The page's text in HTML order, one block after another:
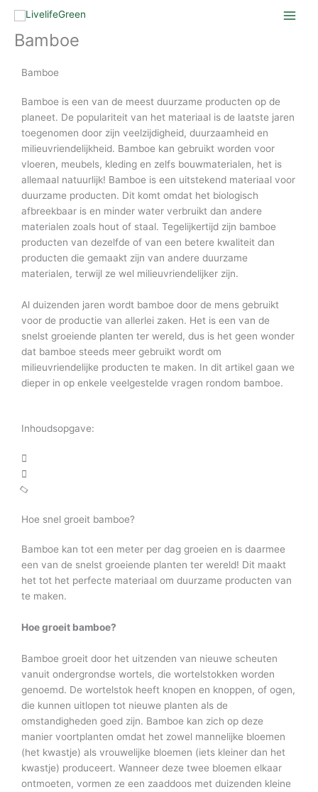
naar
Bamboe
Bamboe
Bamboe is een van de meest duurzame producten op de
planeet. De populariteit van het materiaal is de laatste jaren
toegenomen door zijn veelzijdigheid, duurzaamheid en
milieuvriendelijkheid. Bamboe kan gebruikt worden voor
vloeren, meubels, kleding en zelfs bouwmaterialen, het is
allemaal natuurlijk! Bamboe is een uitstekend materiaal voor
duurzame producten. Dit komt omdat het biologisch
afbreekbaar is en minder water verbruikt dan andere
materialen zoals hout of staal. Tegelijkertijd zijn bamboe
producten van dezelfde of van een betere kwaliteit dan
producten die gemaakt zijn van andere duurzame
materialen, terwijl ze wel milieuvriendelijker zijn.
Al duizenden jaren wordt bamboe door de mens gebruikt
voor de productie van allerlei zaken. Het is een van de
snelst groeiende planten ter wereld, dus is het geen wonder
dat bamboe steeds meer gebruikt wordt om
milieuvriendelijke producten te maken. In dit artikel gaan we
dieper in op enkele veelgestelde vragen rondom bamboe.
Inhoudsopgave:
Hoe snel groeit bamboe?
Bamboe kan tot een meter per dag groeien en is daarmee
een van de snelst groeiende planten ter wereld! Dit maakt
het tot het perfecte materiaal om duurzame producten van
te maken.
Hoe groeit bamboe?
Bamboe groeit door het uitzenden van nieuwe scheuten
vanuit ondergrondse wortels, die wortelstokken worden
genoemd. De wortelstok heeft knopen en knoppen, of ogen,
die kunnen uitlopen tot nieuwe planten als de
omstandigheden goed zijn. Bamboe kan zich op deze
manier voortplanten omdat het zowel mannelijke bloemen
(het kwastje) als vrouwelijke bloemen (iets kleiner dan het
kwastje) produceert. Wanneer deze twee bloemen elkaar
ontmoeten, vormen ze een zaaddoos met duizenden kleine